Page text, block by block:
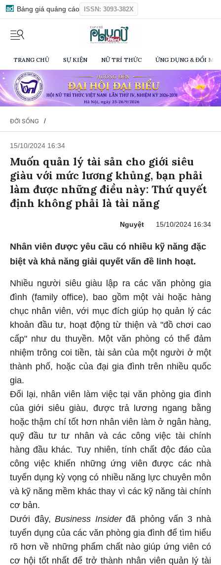
Bảng giá quảng cáo ISSN: 3093-382X
TRANG CHỦ SỰ KIỆN NỮ TRÍ THỨC ỨNG DỤNG & ĐỔI
ĐỜI SỐNG /
15/10/2024 16:34
Muốn quản lý tài sản cho giới siêu
giàu với mức lương khủng, bạn phải
làm được những điều này: Thứ quyết
định không phải là tài năng
Nguyệt 15/10/2024 16:34
Nhân viên được yêu cầu có nhiều kỹ năng đặc
biệt và khả năng giải quyết vấn đề linh hoạt.
Nhiều người siêu giàu lập ra các văn phòng gia
đình (family office), bao gồm một vài hoặc hàng
chục nhân viên, với mục đích giúp họ quản lý các
khoản đầu tư, hoạt động từ thiện và "đồ chơi cao
cấp" như du thuyền. Một văn phòng có thể đảm
nhiệm trông coi tiền, tài sản của một người ở một
thành phố, hoặc của đại gia đình trên nhiều quốc
gia.
Đổi lại, nhân viên làm việc tại văn phòng gia đình
của giới siêu giàu, được trả lương ngang bằng
hoặc thậm chí tốt hơn nhân viên làm ở ngân hàng,
quỹ đầu tư tư nhân và các công việc tài chính
hàng đầu khác. Tuy nhiên, tính chất độc đáo của
công việc khiến những ứng viên được các nhà
tuyển dụng kỳ vọng có nhiều năng lực chuyên môn
và kỹ năng mềm khác thay vì các kỹ năng tài chính
cơ bản.
Dưới đây,
Business Insider đã phỏng vấn 3 nhà
tuyển dụng của các văn phòng gia đình để tìm hiểu
rõ hơn về những phẩm chất nào giúp ứng viên có
cơ hội tốt nhất để trở thành nhân viên quản lý tài